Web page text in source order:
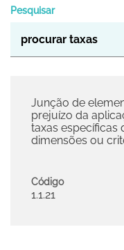
Pesquisar
Código
1.1.21
Junção de
prejuízo da
taxas específicas
dimensões ou